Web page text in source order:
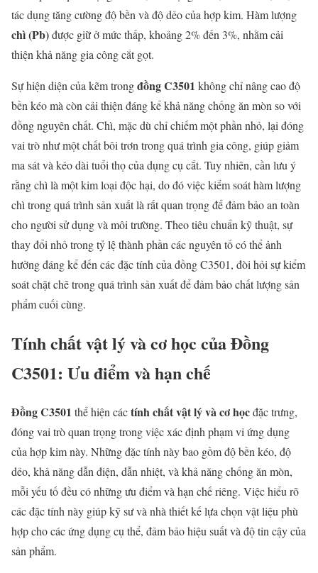
tác dụng tăng cường độ bền và độ dẻo của hợp kim. Hàm lượng
chì (Pb)được giữ ở mức thấp, khoảng 2% đến 3%, nhằm cải
thiện khả năng gia công cắt gọt.
Sự hiện diện của kẽm trongđồng C3501 không chỉ nâng cao độ
bền kéo mà còn cải thiện đáng kể khả năng chống ăn mòn so với
đồng nguyên chất. Chì, mặc dù chỉ chiếm một phần nhỏ, lại đóng
vai trò như một chất bôi trơn trong quá trình gia công, giúp giảm
ma sát và kéo dài tuổi thọ của dụng cụ cắt. Tuy nhiên, cần lưu ý
rằng chì là một kim loại độc hại, do đó việc kiểm soát hàm lượng
chì trong quá trình sản xuất là rất quan trọng để đảm bảo an toàn
cho người sử dụng và môi trường. Theo tiêu chuẩn kỹ thuật, sự
thay đổi nhỏ trong tỷ lệ thành phần các nguyên tố có thể ảnh
hưởng đáng kể đến các đặc tính của đồng C3501, đòi hỏi sự kiểm
soát chặt chẽ trong quá trình sản xuất để đảm bảo chất lượng sản
phẩm cuối cùng.
Tính chất vật lý và cơ học củaĐồng
C3501: Ưu điểm và hạn chế
Đồng C3501 thể hiện cáctính chất vật lý và cơ họcđặc trưng,
đóng vai trò quan trọng trong việc xác định phạm vi ứng dụng
của hợp kim này. Những đặc tính này bao gồm độ bền kéo, độ
dẻo, khả năng dẫn điện, dẫn nhiệt, và khả năng chống ăn mòn,
mỗi yếu tố đều có những ưu điểm và hạn chế riêng. Việc hiểu rõ
các đặc tính này giúp kỹ sư và nhà thiết kế lựa chọn vật liệu phù
hợp cho các ứng dụng cụ thể, đảm bảo hiệu suất và độ tin cậy của
sản phẩm.